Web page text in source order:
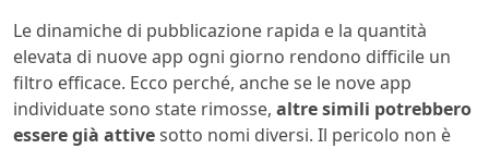
Le dinamiche di pubblicazione rapida e la quantità
elevata di nuove app ogni giorno rendono difficile un
filtro efficace. Ecco perché, anche se le nove app
individuate sono state rimosse, altre simili potrebbero
essere già attivesotto nomi diversi. Il pericolo non è